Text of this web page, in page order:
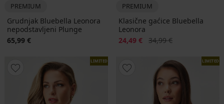
PREMIUM
Grudnjak Bluebella Leonora
nepodstavljeni Plunge
65,99 €
PREMIUM
Klasične gaćice Bluebella
Leonora
Popust
24,49 € Prvobitna cijena
34,99 €
LIMITED LIMITED